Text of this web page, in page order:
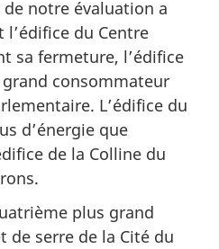
notre évaluation a
du Centre
sa fermeture, l’édifice
consommateur
L’édifice du
d’énergie que
de la Colline du
plus grand
de serre de la Cité du